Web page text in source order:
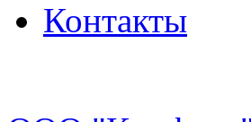
Контакты